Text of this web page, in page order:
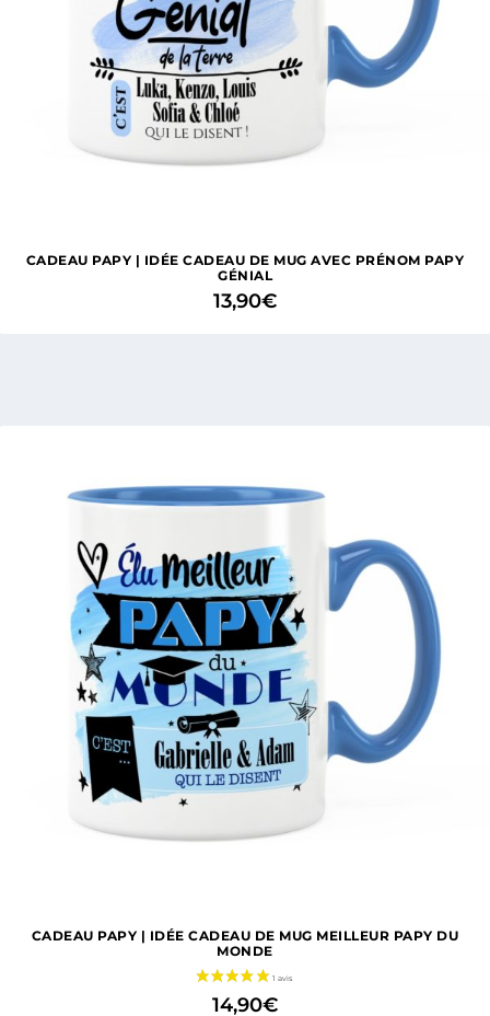
CADEAU PAPY | IDÉE CADEAU DE MUG AVEC PRÉNOM PAPY
GÉNIAL
13,90€
CADEAU PAPY | IDÉE CADEAU DE MUG MEILLEUR PAPY DU
MONDE
14,90€